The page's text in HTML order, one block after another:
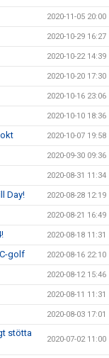
2020-11-05 20:00
2020-10-29 16:27
2020-10-22 14:39
2020-10-20 17:30
2020-10-16 23:06
2020-10-10 18:36
2020-10-07 19:58
2020-09-30 09:36
2020-08-31 11:34
Day! 2020-08-28 12:19
2020-08-21 16:49
2020-08-18 11:31
golf 2020-08-16 22:10
2020-08-12 15:46
2020-08-11 11:31
2020-08-03 17:01
stötta
2020-07-02 11:00